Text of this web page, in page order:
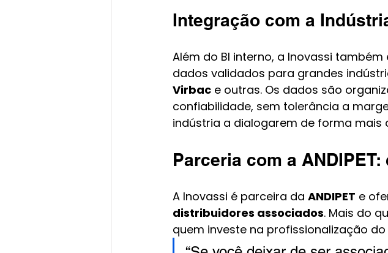
Integração com a
Além do BI interno, a Inovassi também
dados validados para grandes
Virbac e outras. Os dados são
confiabilidade, sem tolerância a
indústria a dialogarem de forma mais
Parceria com a
A Inovassi é parceira da ANDIPET e
distribuidores associados. Mais do
quem investe na profissionalização do